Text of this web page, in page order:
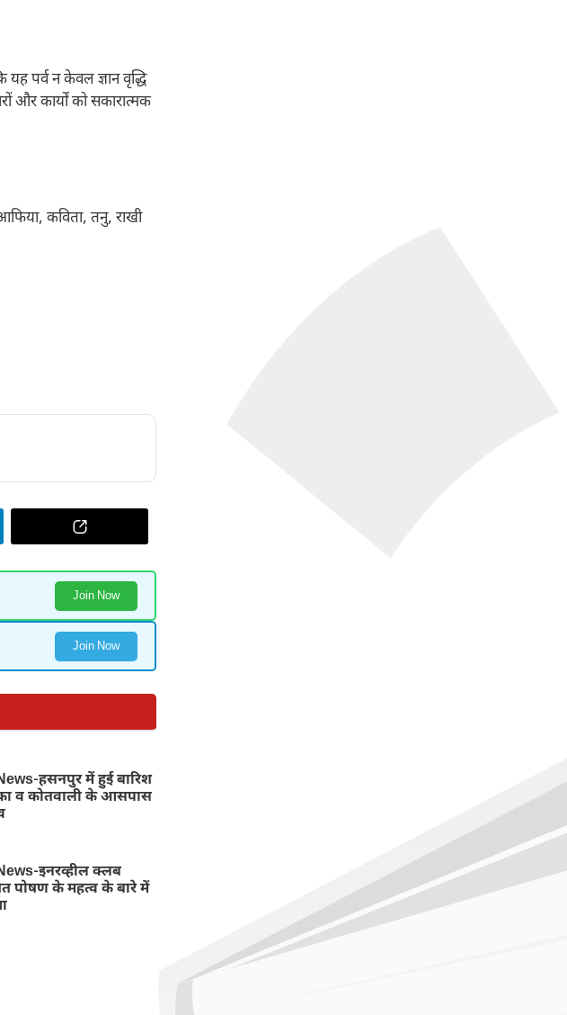
पर्व न केवल ज्ञान वृद्धि
और कार्यों को सकारात्मक
कविता, तनु, राखी
Join Now
Join Now
हसनपुर में हुई बारिश
व कोतवाली के आसपास
इनरव्हील क्लब
पोषण के महत्व के बारे में